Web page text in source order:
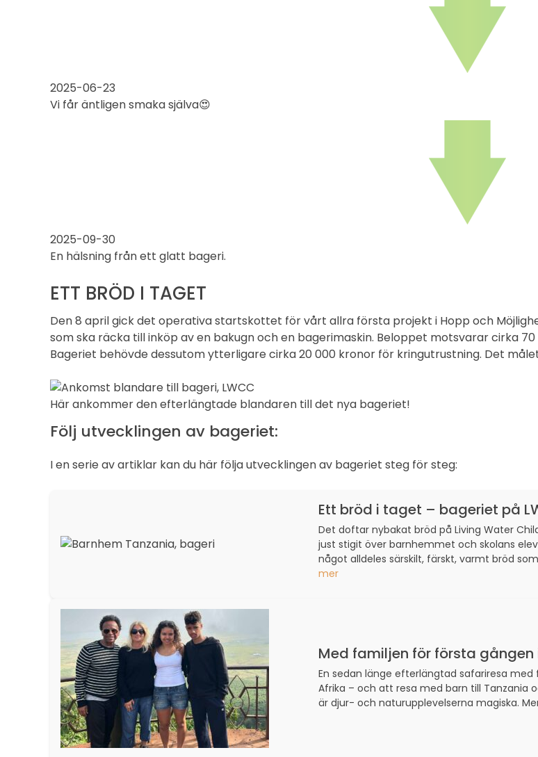
2025-06-23
Vi får äntligen smaka själva😍
2025-09-30
En hälsning från ett glatt bageri.
ETT BRÖD I TAGET
Den 8 april gick det operativa startskottet för vårt allra första projekt i Hopp och
som ska räcka till inköp av en bakugn och en bagerimaskin. Beloppet motsvarar cirka
Bageriet behövde dessutom ytterligare cirka 20 000 kronor för kringutrustning. Det
Här ankommer den efterlängtade blandaren till det nya bageriet!
Följ utvecklingen av bageriet:
I en serie av artiklar kan du här följa utvecklingen av bageriet steg för steg:
Ett bröd i taget – bageriet på
Det doftar nybakat bröd på Living Water
just stigit över barnhemmet och skolans
något alldeles särskilt, färskt, varmt bröd
mer
Med familjen för första gången
En sedan länge efterlängtad safariresa
Afrika – och att resa med barn till Tanzania
är djur- och naturupplevelserna magiska.